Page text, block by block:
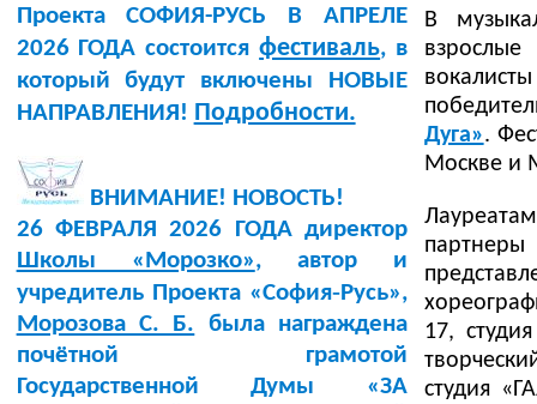
Проекта СОФИЯ-РУСЬ В АПРЕЛЕ
2026 ГОДА состоитсяфестиваль, в
который будут включены НОВЫЕ
НАПРАВЛЕНИЯ! Подробности.
ВНИМАНИЕ! НОВОСТЬ!
26 ФЕВРАЛЯ 2026 ГОДА директор
Школы «Морозко», автор и
учредитель Проекта «София‑Русь»,
Морозова С. Б. была награждена
почётной грамотой
Государственной Думы «ЗА
В
Дуга».
Москве и
17,
студия